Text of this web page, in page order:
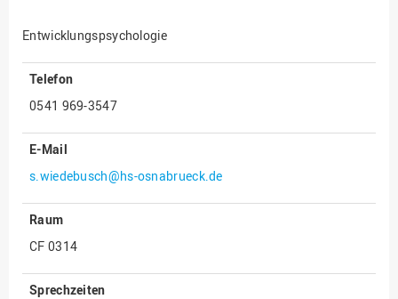
Hochschulleitung
Hochschulplanung/-
Institut für Musik
IT Service Center
Kommunikation und
Marketing
Nachhaltigkeit
Entwicklungspsychologie
Telefon
0541 969-3547
E-Mail
s.wiedebusch@hs-osnabrueck.de
Raum
CF 0314
Sprechzeiten